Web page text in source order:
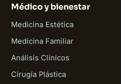
Médico y bienestar
Medicina Estética
Medicina Familiar
Análisis Clínicos
Cirugía Plástica